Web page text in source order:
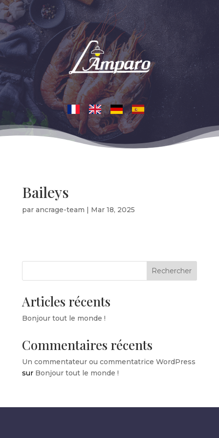
Baileys
par ancrage-team | Mar 18, 2025
Rechercher
Articles récents
Bonjour tout le monde !
Commentaires récents
Un commentateur ou commentatrice WordPress
sur Bonjour tout le monde !